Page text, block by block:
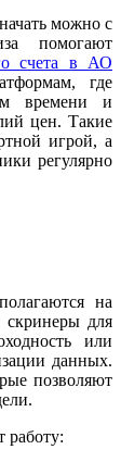
можно с
помогают
счета в АО
где
времени и
цен. Такие
игрой, а
регулярно
на
для
или
данных.
позволяют
работу: